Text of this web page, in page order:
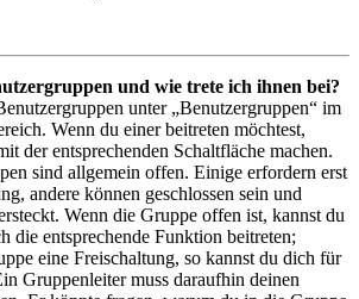
und wie trete ich ihnen bei?
unter „Benutzergruppen“ im
Wenn du einer beitreten möchtest,
der entsprechenden Schaltfläche machen.
sind allgemein offen. Einige erfordern erst
andere können geschlossen sein und
Wenn die Gruppe offen ist, kannst du
die entsprechende Funktion beitreten;
eine Freischaltung, so kannst du dich für
Gruppenleiter muss daraufhin deinen